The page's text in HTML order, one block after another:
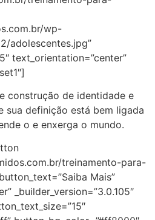
wp-
adolescentes.jpg”
text_orientation=”center”
construção de identidade e
sua definição está bem ligada
o e enxerga o mundo.
treinamento-para-
Mais”
_builder_version=”3.0.105″